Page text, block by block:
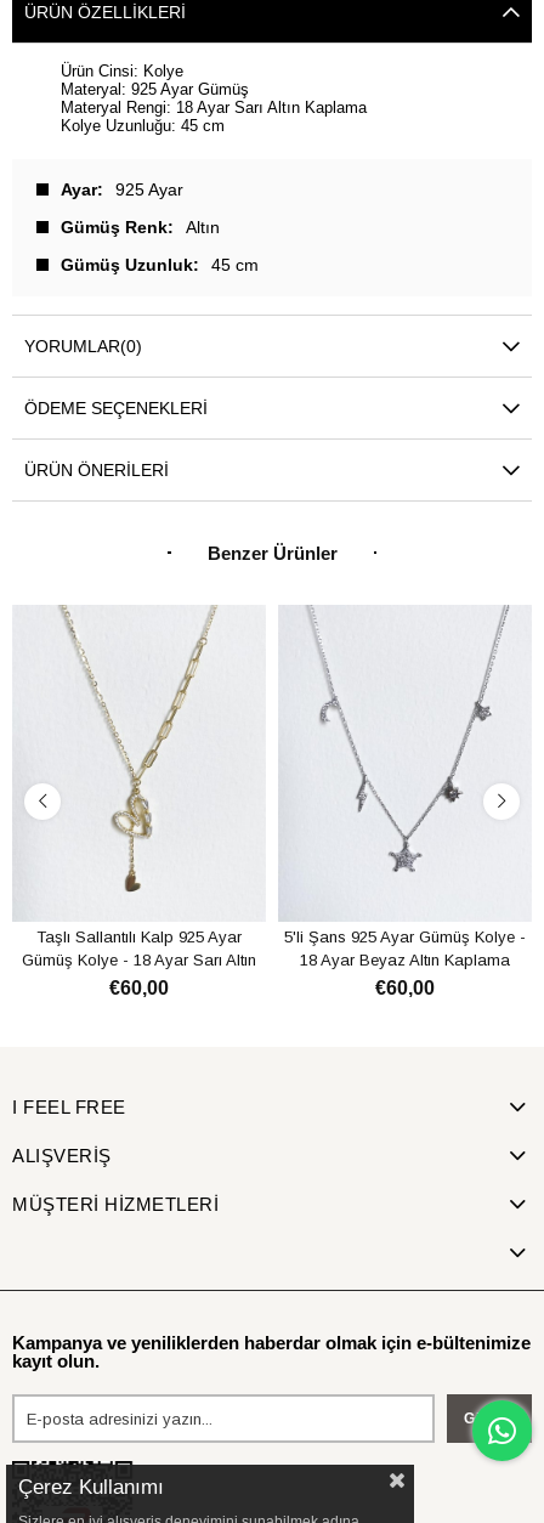
ÜRÜN ÖZELLIKLERI
Ürün Cinsi: Kolye
Materyal: 925 Ayar Gümüş
Materyal Rengi: 18 Ayar Sarı Altın Kaplama
Kolye Uzunluğu: 45 cm
Ayar
925 Ayar
Gümüş Renk
Altın
Gümüş Uzunluk
45 cm
YORUMLAR(0)
ÖDEME SEÇENEKLERI
ÜRÜN ÖNERILERI
Benzer Ürünler
Taşlı Sallantılı Kalp 925 Ayar
Gümüş Kolye - 18 Ayar Sarı Altın
Kaplama
€60,00
5'li Şans 925 Ayar Gümüş Kolye -
18 Ayar Beyaz Altın Kaplama
€60,00
I FEEL FREE
ALIŞVERİŞ
MÜŞTERİ HİZMETLERİ
Kampanya ve yeniliklerden haberdar olmak için e-bültenimize
kayıt olun.
Gönder
Çerez Kullanımı